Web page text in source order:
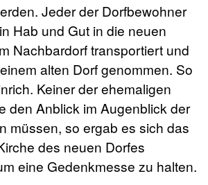
Jeder der Dorfbewohner
Hab und Gut in die neuen
Nachbardorf transportiert und
alten Dorf genommen. So
Keiner der ehemaligen
den Anblick im Augenblick der
müssen, so ergab es sich das
des neuen Dorfes
eine Gedenkmesse zu halten.